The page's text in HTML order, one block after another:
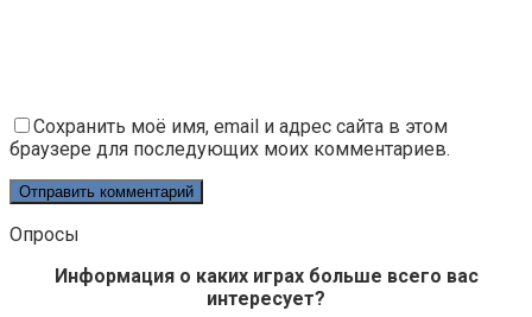
Сохранить моё имя, email и адрес сайта в этом
браузере для последующих моих комментариев.
Опросы
Информация о каких играх больше всего вас
интересует?